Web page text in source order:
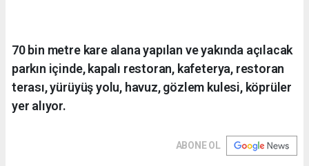
70 bin metre kare alana yapılan ve yakında açılacak
parkın içinde, kapalı restoran, kafeterya, restoran
terası, yürüyüş yolu, havuz, gözlem kulesi, köprüler
yer alıyor.
ABONE OL